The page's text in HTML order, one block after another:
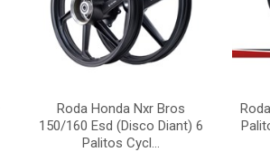
Roda Honda Nxr Bros
150/160 Esd (Disco Diant) 6
Palitos Cycl...